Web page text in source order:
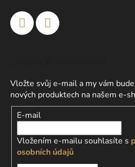
Vložte svůj e-mail a my vám
nových produktech na našem e-
E-mail
Vložením e-mailu souhlasíte s
osobních údajů